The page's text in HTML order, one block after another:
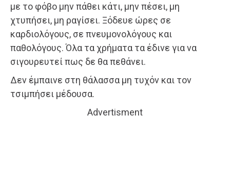
με το φόβο μην πάθει κάτι, μην πέσει, μη
χτυπήσει, μη ραγίσει. Ξόδευε ώρες σε
καρδιολόγους, σε πνευμονολόγους και
παθολόγους. Όλα τα χρήματα τα έδινε για να
σιγουρευτεί πως δε θα πεθάνει.
Δεν έμπαινε στη θάλασσα μη τυχόν και τον
τσιμπήσει μέδουσα.
Advertisment